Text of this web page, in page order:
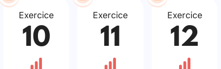
Exercice
10
Exercice
11
Exercice
12